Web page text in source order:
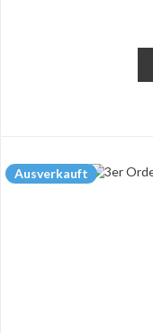
Ausverkauft